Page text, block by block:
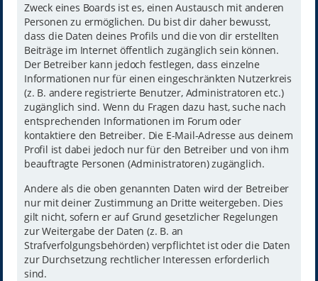
Zweck eines Boards ist es, einen Austausch mit anderen
Personen zu ermöglichen. Du bist dir daher bewusst,
dass die Daten deines Profils und die von dir erstellten
Beiträge im Internet öffentlich zugänglich sein können.
Der Betreiber kann jedoch festlegen, dass einzelne
Informationen nur für einen eingeschränkten Nutzerkreis
(z. B. andere registrierte Benutzer, Administratoren etc.)
zugänglich sind. Wenn du Fragen dazu hast, suche nach
entsprechenden Informationen im Forum oder
kontaktiere den Betreiber. Die E-Mail-Adresse aus deinem
Profil ist dabei jedoch nur für den Betreiber und von ihm
beauftragte Personen (Administratoren) zugänglich.
Andere als die oben genannten Daten wird der Betreiber
nur mit deiner Zustimmung an Dritte weitergeben. Dies
gilt nicht, sofern er auf Grund gesetzlicher Regelungen
zur Weitergabe der Daten (z. B. an
Strafverfolgungsbehörden) verpflichtet ist oder die Daten
zur Durchsetzung rechtlicher Interessen erforderlich
sind.